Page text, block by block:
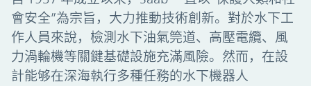
會安全”為宗旨，大力推動技術創新。對於水下工
作人員來說，檢測水下油氣筦道、高壓電纜、風
力渦輪機等關鍵基礎設施充滿風險。然而，在設
計能够在深海執行多種任務的水下機器人